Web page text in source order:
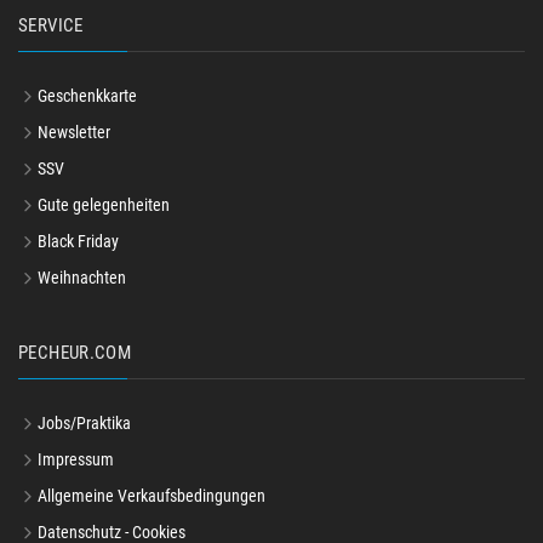
SERVICE
Geschenkkarte
Newsletter
SSV
Gute gelegenheiten
Black Friday
Weihnachten
PECHEUR.COM
Jobs/Praktika
Impressum
Allgemeine Verkaufsbedingungen
Datenschutz - Cookies